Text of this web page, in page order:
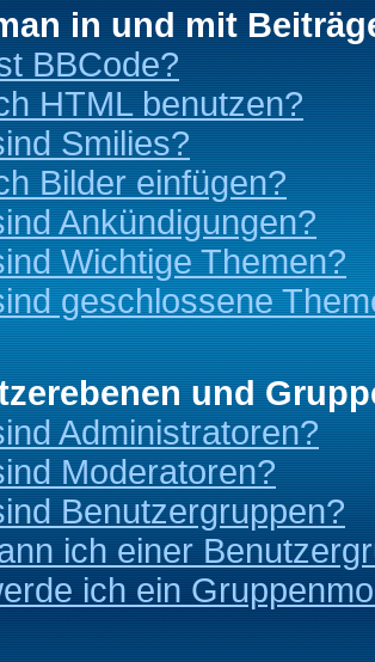
in und mit
BBCode?
HTML benutzen?
Smilies?
Bilder einfügen?
Ankündigungen?
Wichtige Themen?
geschlossene
und
Administratoren?
Moderatoren?
Benutzergruppen?
ich einer
ich ein